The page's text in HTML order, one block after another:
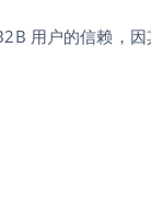
用户的信赖，